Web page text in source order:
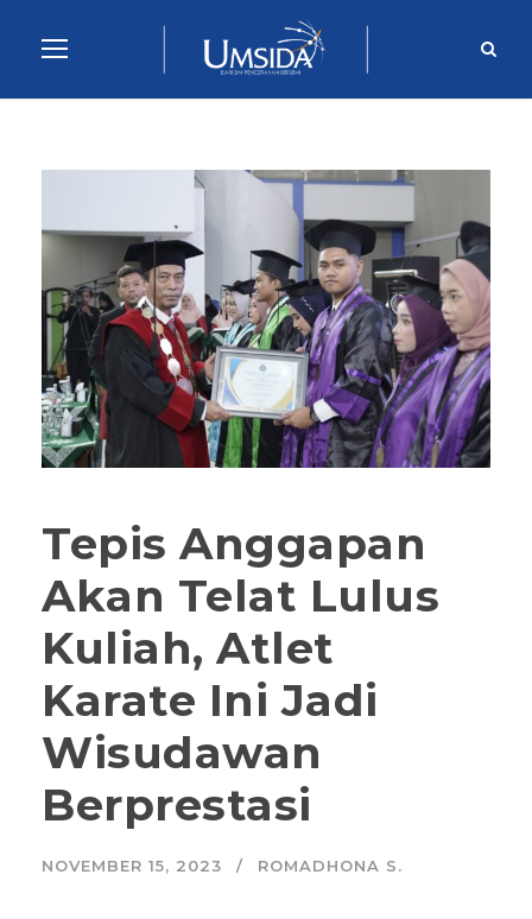
Tepis Anggapan
Akan Telat Lulus
Kuliah, Atlet
Karate Ini Jadi
Wisudawan
Berprestasi
NOVEMBER 15, 2023 ROMADHONA S.